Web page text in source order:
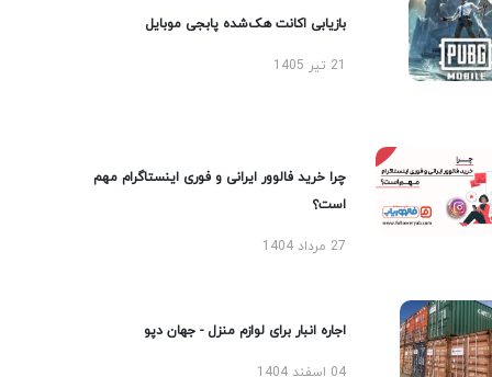
بازیابی اکانت هک‌شده پابجی موبایل
چرا خرید فالوور ایرانی و فوری اینستاگرام مهم
است؟
27 مرداد 1404
اجاره انبار برای لوازم منزل - جهان دپو
04 اسفند 1404